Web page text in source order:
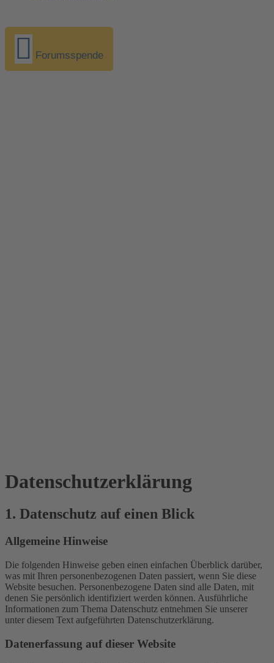
Forumsspende
Datenschutz­erklärung
1. Datenschutz auf einen Blick
Allgemeine Hinweise
Die folgenden Hinweise geben einen einfachen Überblick darüber,
was mit Ihren personenbezogenen Daten passiert, wenn Sie diese
Website besuchen. Personenbezogene Daten sind alle Daten, mit
denen Sie persönlich identifiziert werden können. Ausführliche
Informationen zum Thema Datenschutz entnehmen Sie unserer
unter diesem Text aufgeführten Datenschutzerklärung.
Datenerfassung auf dieser Website